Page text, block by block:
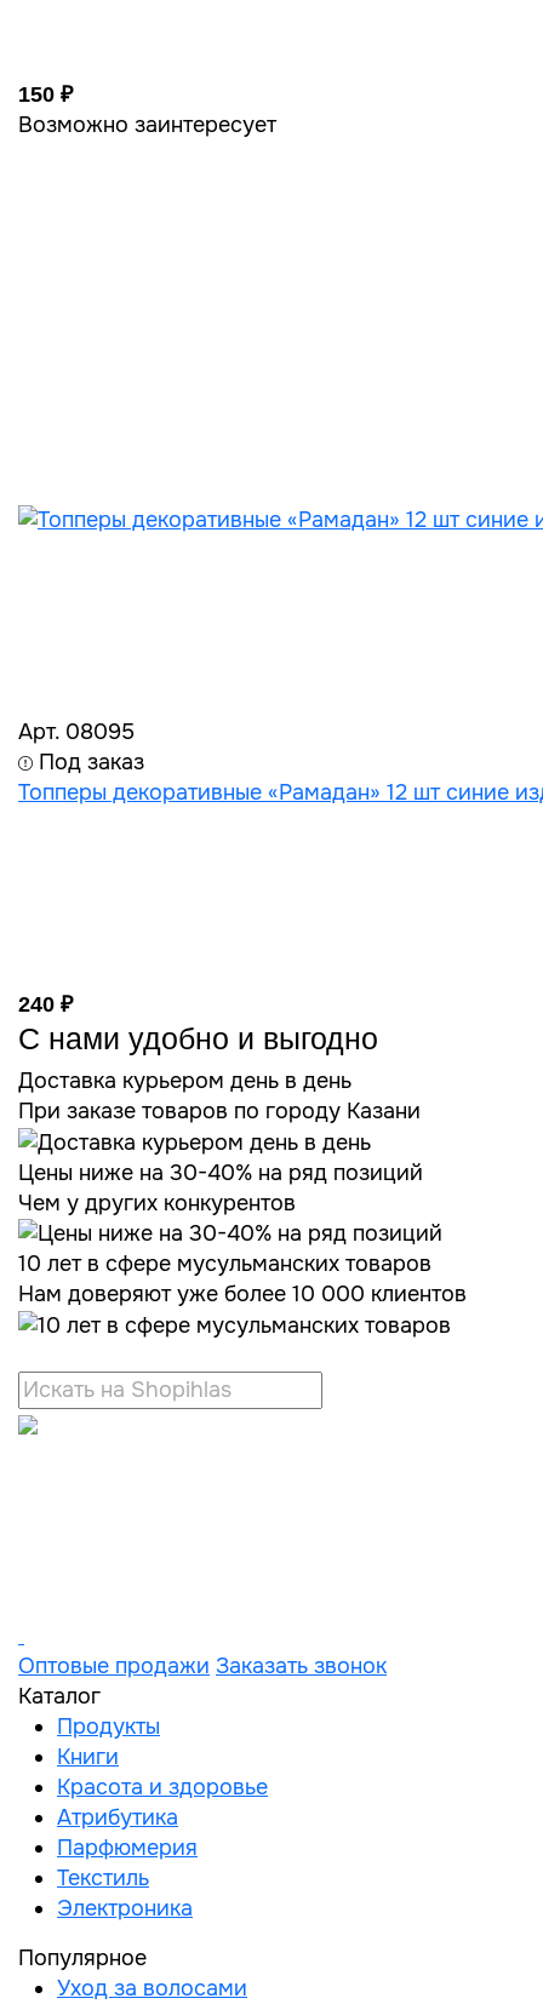
150 ₽
Возможно заинтересует
Арт. 08095
Под заказ
Топперы декоративные «Рамадан» 12 шт синие
240 ₽
С нами удобно и выгодно
Доставка курьером день в день
При заказе товаров по городу Казани
Цены ниже на 30-40% на ряд позиций
Чем у других конкурентов
10 лет в сфере мусульманских товаров
Нам доверяют уже более 10 000 клиентов
Оптовые продажи Заказать звонок
Каталог
Продукты
Книги
Красота и здоровье
Атрибутика
Парфюмерия
Текстиль
Электроника
Популярное
Уход за волосами